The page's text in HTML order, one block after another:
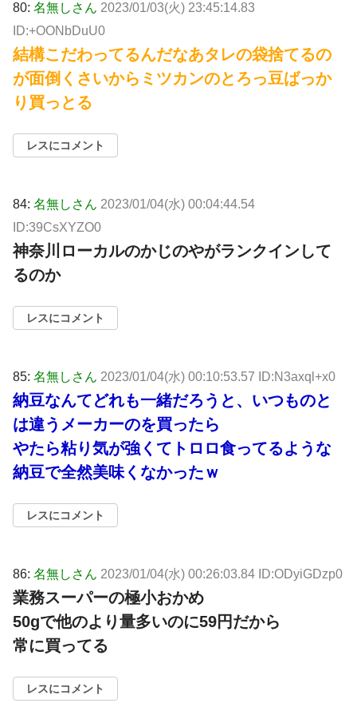
80: 名無しさん 2023/01/03(火) 23:45:14.83
ID:+OONbDuU0
結構こだわってるんだなあタレの袋捨てるの
が面倒くさいからミツカンのとろっ豆ばっか
り買っとる
レスにコメント
84: 名無しさん 2023/01/04(水) 00:04:44.54
ID:39CsXYZO0
神奈川ローカルのかじのやがランクインして
るのか
レスにコメント
85: 名無しさん 2023/01/04(水) 00:10:53.57 ID:N3axql+x0
納豆なんてどれも一緒だろうと、いつものと
は違うメーカーのを買ったら
やたら粘り気が強くてトロロ食ってるような
納豆で全然美味くなかったｗ
レスにコメント
86: 名無しさん 2023/01/04(水) 00:26:03.84 ID:ODyiGDzp0
業務スーパーの極小おかめ
50gで他のより量多いのに59円だから
常に買ってる
レスにコメント